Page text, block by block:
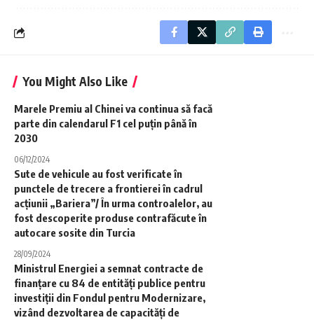
You Might Also Like
Marele Premiu al Chinei va continua să facă
parte din calendarul F1 cel puțin până în
2030
06/12/2024
Sute de vehicule au fost verificate în
punctele de trecere a frontierei în cadrul
acțiunii „Bariera”/ În urma controalelor, au
fost descoperite produse contrafăcute în
autocare sosite din Turcia
28/09/2024
Ministrul Energiei a semnat contracte de
finanțare cu 84 de entități publice pentru
investiții din Fondul pentru Modernizare,
vizând dezvoltarea de capacități de